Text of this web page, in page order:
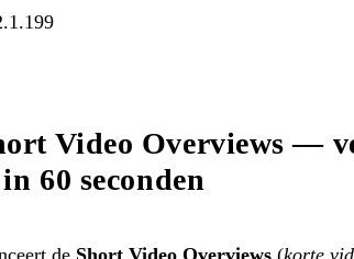
Video Overviews —
60 seconden
de Short Video Overviews (korte